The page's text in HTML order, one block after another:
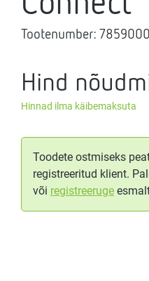
Tootenumber: 7859000
Hind
Hinnad ilma käibemaksuta
Toodete ostmiseks
registreeritud klient.
või registreeruge